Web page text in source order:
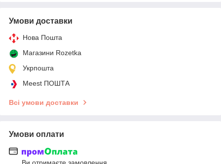
Умови доставки
Нова Пошта
Магазини Rozetka
Укрпошта
Meest ПОШТА
Всі умови доставки
Умови оплати